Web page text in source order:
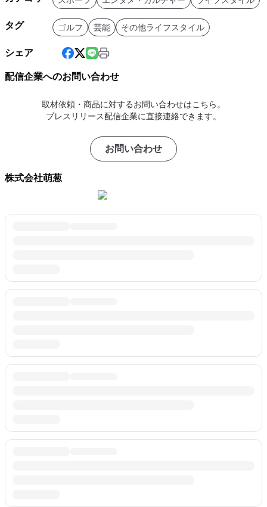
タグ ゴルフ 芸能 その他ライフスタイル
シェア
配信企業へのお問い合わせ
取材依頼・商品に対するお問い合わせはこちら。
プレスリリース配信企業に直接連絡できます。
お問い合わせ
株式会社萌葱